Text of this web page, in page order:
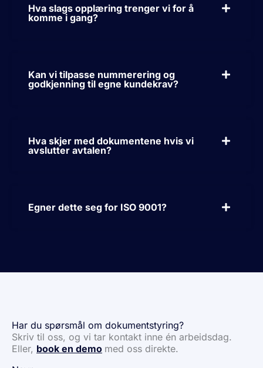
Hva slags opplæring trenger vi for å
komme i gang?
Kan vi tilpasse nummerering og
godkjenning til egne kundekrav?
Hva skjer med dokumentene hvis vi
avslutter avtalen?
Egner dette seg for ISO 9001?
Har du spørsmål om dokumentstyring?
Skriv til oss, og vi tar kontakt inne én arbeidsdag.
Eller, book en demo med oss direkte.